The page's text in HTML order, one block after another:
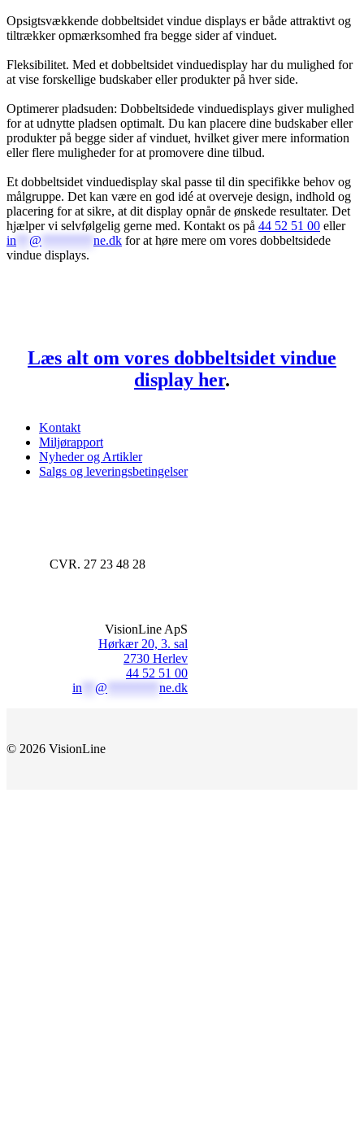
Opsigtsvækkende dobbeltsidet vindue displays er både attraktivt og
tiltrækker opmærksomhed fra begge sider af vinduet.
Fleksibilitet. Med et dobbeltsidet vinduedisplay har du mulighed for
at vise forskellige budskaber eller produkter på hver side.
Optimerer pladsuden: Dobbeltsidede vinduedisplays giver mulighed
for at udnytte pladsen optimalt. Du kan placere dine budskaber eller
produkter på begge sider af vinduet, hvilket giver mere information
eller flere muligheder for at promovere dine tilbud.
Et dobbeltsidet vinduedisplay skal passe til din specifikke behov og
målgruppe. Det kan være en god idé at overveje design, indhold og
placering for at sikre, at dit display opnår de ønskede resultater. Det
hjælper vi selvfølgelig gerne med. Kontakt os på 44 52 51 00 eller
in
@ ne.dk for at høre mere om vores dobbeltsidede
vindue displays.
Læs alt om vores dobbeltsidet vindue
display her.
Kontakt
Miljørapport
Nyheder og Artikler
Salgs og leveringsbetingelser
CVR. 27 23 48 28
VisionLine ApS
Hørkær 20, 3. sal
2730 Herlev
44 52 51 00
in
@ ne.dk
© 2026 VisionLine